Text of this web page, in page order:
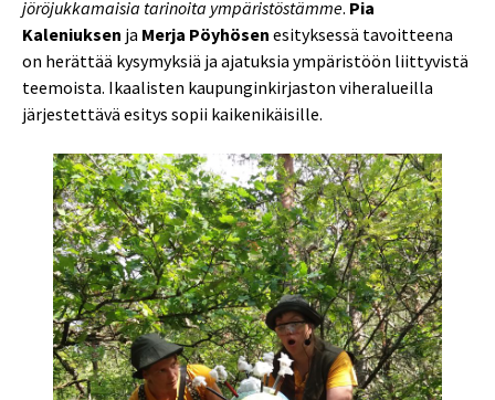
jöröjukkamaisia tarinoita ympäristöstämme. Pia
Kaleniuksen ja Merja Pöyhösen esityksessä tavoitteena
on herättää kysymyksiä ja ajatuksia ympäristöön liittyvistä
teemoista. Ikaalisten kaupunginkirjaston viheralueilla
järjestettävä esitys sopii kaikenikäisille.